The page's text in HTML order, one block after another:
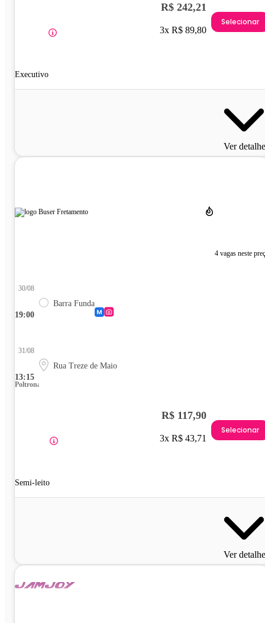
Executivo
R$ 242,21
3x R$ 89,80
Selecionar
Ver
4 vagas neste
19:00
30/08
Barra Funda
13:15
31/08
Rua Treze de Maio
Poltrona
Semi-leito
R$ 117,90
3x R$ 43,71
Selecionar
Ver